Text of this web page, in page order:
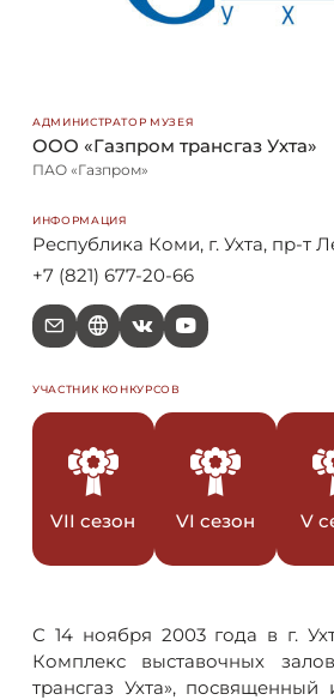
С 14 ноября 2003 года в г.
Комплекс выставочных
трансгаз Ухта», посвященный
АДМИНИСТРАТОР МУЗЕЯ
ООО «Газпром трансгаз Ухта»
ПАО «Газпром»
ИНФОРМАЦИЯ
Республика Коми, г. Ухта, пр-т
+7 (821) 677-20-66
e W V Y
УЧАСТНИК КОНКУРСОВ
VII сезон VI сезон V